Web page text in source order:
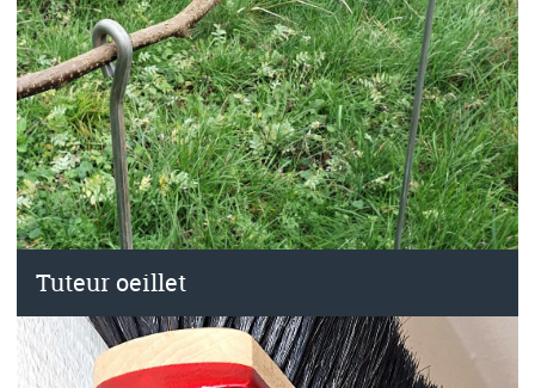
Tuteur oeillet